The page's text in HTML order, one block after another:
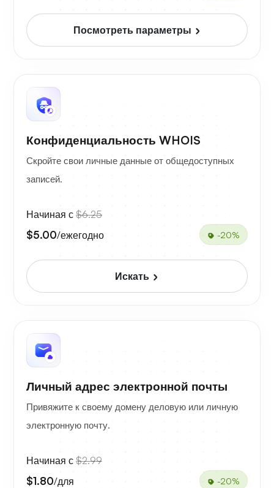
Посмотреть параметры
Конфиденциальность WHOIS
Скройте свои личные данные от общедоступных
записей.
Начиная с $6.25
$5.00/ежегодно -20%
Искать
Личный адрес электронной почты
Привяжите к своему домену деловую или личную
электронную почту.
Начиная с $2.99
$1.80/для -20%